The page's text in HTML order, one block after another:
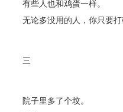
有些人也和鸡蛋一样。
无论多没用的人，你只要打
三
院子里多了个坟。